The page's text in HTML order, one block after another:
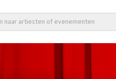
naar artiesten of evenementen